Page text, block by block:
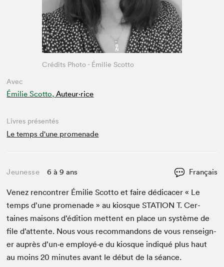
Avec
Émilie Scotto, Auteur·rice
Crédits Photo - Émilie Scotto
Livres présentés
Le temps d'une promenade
Jeunesse 6 à 9 ans Français
Venez ren­con­tr­er Émi­lie Scot­to et faire dédi­cac­er « Le
temps d’une prom­e­nade » au kiosqueSTA­TION T. Cer­
taines maisons d’édi­tion met­tent en place un sys­tème de
file d’at­tente. Nous vous recom­man­dons de vous ren­seign­
er auprès d’un·e employé·e du kiosque indiqué plus haut
au moins20 min­utes avant le début de la séance.